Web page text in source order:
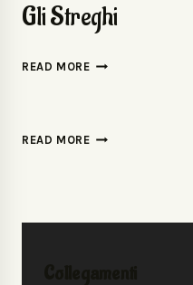
Gli Streghi
READ MORE
READ MORE